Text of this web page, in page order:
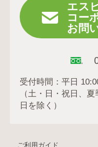
エス
コー
お問
受付時間：平日
（土・日・祝日、
日を除く）
ご利用ガイド